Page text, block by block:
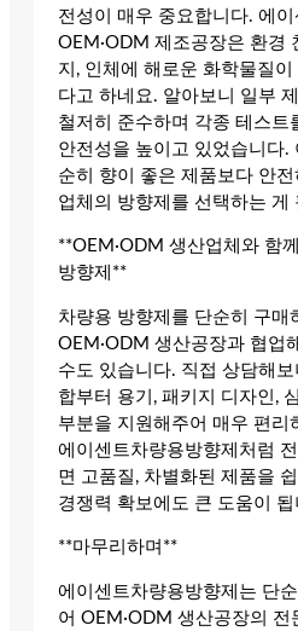
전성이 매우 중요합니다. 에이
OEM·ODM 제조공장은 환경
지, 인체에 해로운 화학물질
다고 하네요. 알아보니 일부
철저히 준수하며 각종 테스트
안전성을 높이고 있었습니다.
순히 향이 좋은 제품보다 안
업체의 방향제를 선택하는 게
**OEM·ODM 생산업체와 함
방향제**
차량용 방향제를 단순히 구매
OEM·ODM 생산공장과 협업
수도 있습니다. 직접 상담해
합부터 용기, 패키지 디자인,
부분을 지원해주어 매우 편리
에이센트차량용방향제처럼
면 고품질, 차별화된 제품을
경쟁력 확보에도 큰 도움이 됩
**마무리하며**
에이센트차량용방향제는 단
어 OEM·ODM 생산공장의 전